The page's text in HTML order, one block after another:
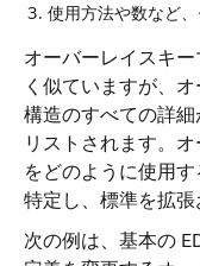
使用方法や数など
オーバーレイスキ
く似ていますが、
構造のすべての詳
リストされます。
をどのように使用
特定し、標準を拡張
次の例は、基本の